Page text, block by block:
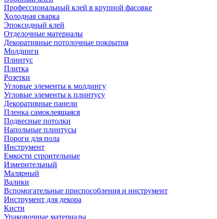
Профессиональный клей в крупной фасовке
Холодная сварка
Эпоксидный клей
Отделочные материалы
Декоративные потолочные покрытия
Молдинги
Плинтус
Плитка
Розетки
Угловые элементы к молдингу
Угловые элементы к плинтусу
Декоративные панели
Пленка самоклеящаяся
Подвесные потолки
Напольные плинтусы
Пороги для пола
Инструмент
Емкости строительные
Измерительный
Малярный
Валики
Вспомогательные приспособления и инструмент
Инструмент для декора
Кисти
Упаковочные материалы